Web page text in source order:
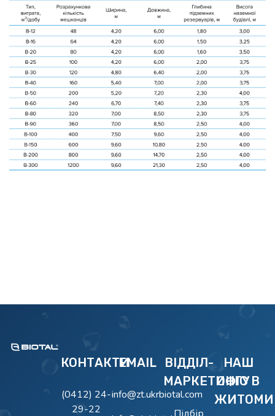
КОНТАКТИ
(0412) 24-
29-22
EMAIL
info@zt.ukrbiotal.com
ВІДДІЛ-
МАРКЕТИНГУ
НАШ
ОФІС В